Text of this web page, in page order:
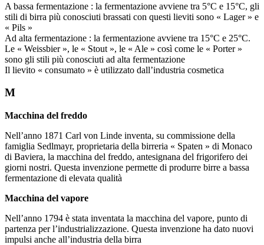
A bassa fermentazione : la fermentazione avviene tra 5°C e 15°C, gli
stili di birra più conosciuti brassati con questi lieviti sono « Lager » e
« Pils »
Ad alta fermentazione : la fermentazione avviene tra 15°C e 25°C.
Le « Weissbier », le « Stout », le « Ale » così come le « Porter »
sono gli stili più conosciuti ad alta fermentazione
Il lievito « consumato » è utilizzato dall’industria cosmetica
M
Macchina del freddo
Nell’anno 1871 Carl von Linde inventa, su commissione della
famiglia Sedlmayr, proprietaria della birreria « Spaten » di Monaco
di Baviera, la macchina del freddo, antesignana del frigorifero dei
giorni nostri. Questa invenzione permette di produrre birre a bassa
fermentazione di elevata qualità
Macchina del vapore
Nell’anno 1794 è stata inventata la macchina del vapore, punto di
partenza per l’industrializzazione. Questa invenzione ha dato nuovi
impulsi anche all’industria della birra